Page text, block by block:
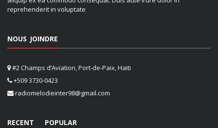
reprehenderit in voluptate
NOUS JOINDRE
#2 Champs d’Aviation, Port-de-Paix, Haiti
+509 3730-0423
radiomelodieinter98@gmail.com
RECENT POPULAR